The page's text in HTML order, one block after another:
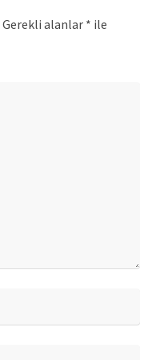
Gerekli alanlar * ile